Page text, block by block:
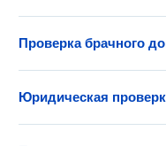
Проверка брачного
Юридическая